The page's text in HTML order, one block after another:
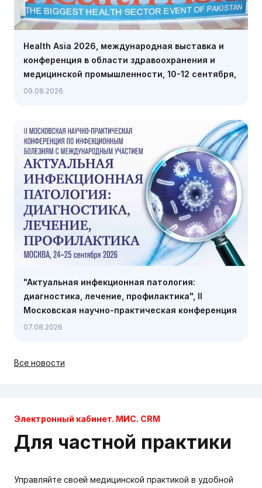
Health Asia 2026, международная выставка и
конференция в области здравоохранения и
медицинской промышленности, 10-12 сентября,
Карачи
09.08.2026
"Актуальная инфекционная патология:
диагностика, лечение, профилактика", II
Московская научно-практическая конференция
по инфекционным болезням с международным
07.08.2026
Все новости
Электронный кабинет. МИС. CRM
Для частной практики
Управляйте своей медицинской практикой в удобной